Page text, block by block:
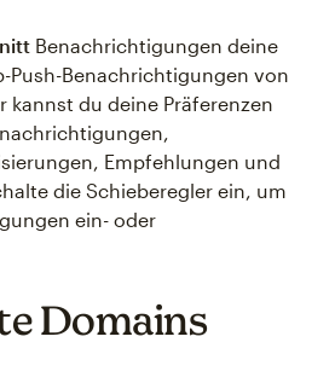
Benachrichtigungen deine
Push-Benachrichtigungen von
kannst du deine Präferenzen
Empfehlungen und
die Schieberegler ein, um
ein- oder
Domains